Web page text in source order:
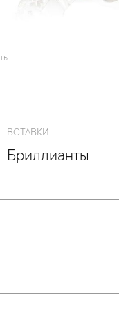
ВСТАВКИ
Бриллианты